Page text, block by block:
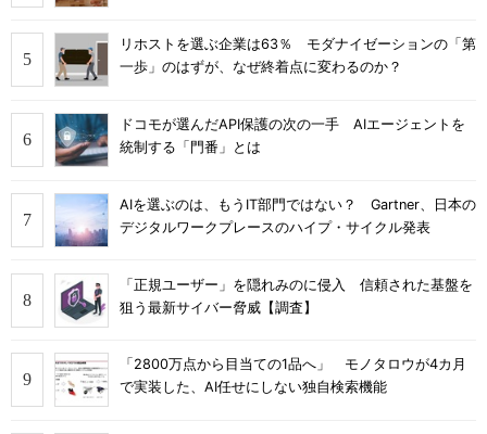
リホストを選ぶ企業は63％ モダナイゼーションの「第
一歩」のはずが、なぜ終着点に変わるのか？
ドコモが選んだAPI保護の次の一手 AIエージェントを
統制する「門番」とは
AIを選ぶのは、もうIT部門ではない？ Gartner、日本の
デジタルワークプレースのハイプ・サイクル発表
「正規ユーザー」を隠れみのに侵入 信頼された基盤を
狙う最新サイバー脅威【調査】
「2800万点から目当ての1品へ」 モノタロウが4カ月
で実装した、AI任せにしない独自検索機能